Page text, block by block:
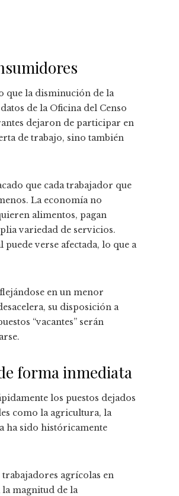
que la disminución de la
de la Oficina del Censo
dejaron de participar en
de trabajo, sino también
que cada trabajador que
La economía no
alimentos, pagan
variedad de servicios.
verse afectada, lo que a
en un menor
su disposición a
“vacantes” serán
forma inmediata
los puestos dejados
como la agricultura, la
ha sido históricamente
agrícolas en
magnitud de la